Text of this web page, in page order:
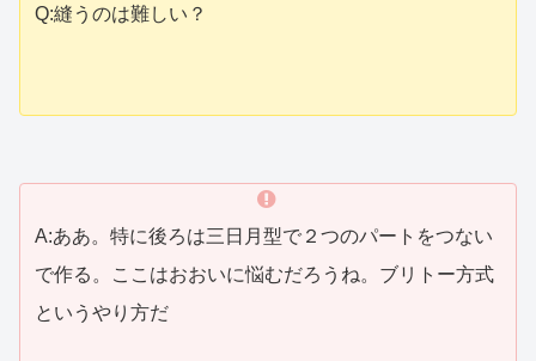
Q:縫うのは難しい？
A:ああ。特に後ろは三日月型で２つのパートをつない
で作る。ここはおおいに悩むだろうね。ブリトー方式
というやり方だ